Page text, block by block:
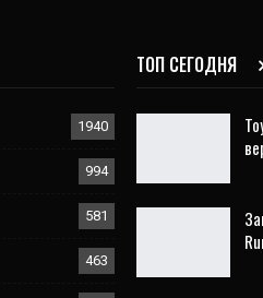
1940
994
581
463
ТОП СЕГОДНЯ